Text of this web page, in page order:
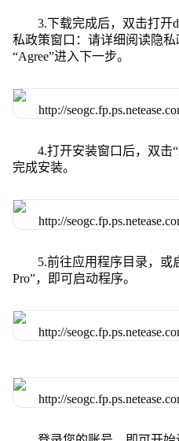
3.下载完成后，双击打开
私政策窗口：请详细阅读隐
“Agree”进入下一步。
4.打开安装窗口后，双击
完成安装。
5.前往应用程序目录，或
Pro”，即可启动程序。